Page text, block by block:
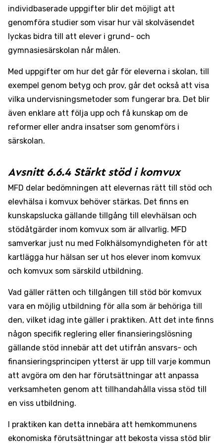
individbaserade uppgifter blir det möjligt att
genomföra studier som visar hur väl skolväsendet
lyckas bidra till att elever i grund- och
gymnasiesärskolan når målen.
Med uppgifter om hur det går för eleverna i skolan, till
exempel genom betyg och prov, går det också att visa
vilka undervisningsmetoder som fungerar bra. Det blir
även enklare att följa upp och få kunskap om de
reformer eller andra insatser som genomförs i
särskolan.
Avsnitt 6.6.4 Stärkt stöd i komvux
MFD delar bedömningen att elevernas rätt till stöd och
elevhälsa i komvux behöver stärkas. Det finns en
kunskapslucka gällande tillgång till elevhälsan och
stödåtgärder inom komvux som är allvarlig. MFD
samverkar just nu med Folkhälsomyndigheten för att
kartlägga hur hälsan ser ut hos elever inom komvux
och komvux som särskild utbildning.
Vad gäller rätten och tillgången till stöd bör komvux
vara en möjlig utbildning för alla som är behöriga till
den, vilket idag inte gäller i praktiken. Att det inte finns
någon specifik reglering eller finansieringslösning
gällande stöd innebär att det utifrån ansvars- och
finansieringsprincipen ytterst är upp till varje kommun
att avgöra om den har förutsättningar att anpassa
verksamheten genom att tillhandahålla vissa stöd till
en viss utbildning.
I praktiken kan detta innebära att hemkommunens
ekonomiska förutsättningar att bekosta vissa stöd blir